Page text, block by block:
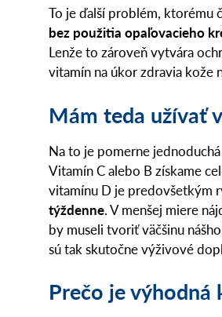
To je ďalší problém, ktorému
bez použitia opaľovacieho
Lenže to zároveň vytvára
vitamín na úkor zdravia kože
Mám teda užívať
Na to je pomerne
Vitamín C alebo B získame
vitamínu D je predovšetkým
týždenne. V menšej miere
by museli tvoriť väčšinu
sú tak skutočne výživové
Prečo je výhodná